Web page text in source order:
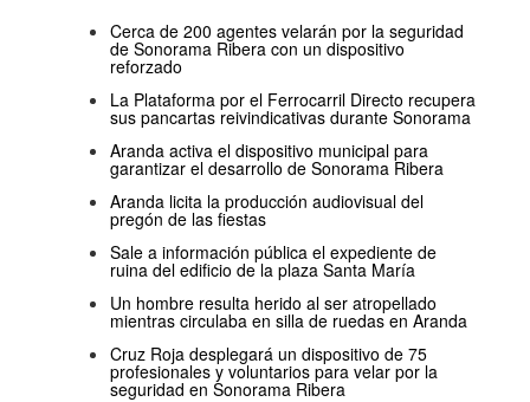
Cerca de 200 agentes velarán por la seguridad
de Sonorama Ribera con un dispositivo
reforzado
La Plataforma por el Ferrocarril Directo recupera
sus pancartas reivindicativas durante Sonorama
Aranda activa el dispositivo municipal para
garantizar el desarrollo de Sonorama Ribera
Aranda licita la producción audiovisual del
pregón de las fiestas
Sale a información pública el expediente de
ruina del edificio de la plaza Santa María
Un hombre resulta herido al ser atropellado
mientras circulaba en silla de ruedas en Aranda
Cruz Roja desplegará un dispositivo de 75
profesionales y voluntarios para velar por la
seguridad en Sonorama Ribera